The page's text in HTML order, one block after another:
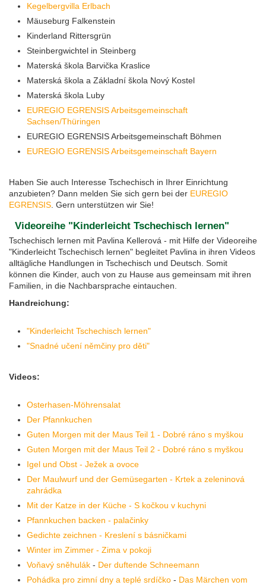
Kegelbergvilla Erlbach
Mäuseburg Falkenstein
Kinderland Rittersgrün
Steinbergwichtel in Steinberg
Materská škola Barvička Kraslice
Materská škola a Základní škola Nový Kostel
Materská škola Luby
EUREGIO EGRENSIS Arbeitsgemeinschaft
Sachsen/Thüringen
EUREGIO EGRENSIS Arbeitsgemeinschaft Böhmen
EUREGIO EGRENSIS Arbeitsgemeinschaft Bayern
Haben Sie auch Interesse Tschechisch in Ihrer Einrichtung
anzubieten? Dann melden Sie sich gern bei der EUREGIO
EGRENSIS . Gern unterstützen wir Sie!
Videoreihe "Kinderleicht Tschechisch lernen"
Tschechisch lernen mit Pavlina Kellerová - mit Hilfe der Videoreihe
"Kinderleicht Tschechisch lernen" begleitet Pavlina in ihren Videos
alltägliche Handlungen in Tschechisch und Deutsch. Somit
können die Kinder, auch von zu Hause aus gemeinsam mit ihren
Familien, in die Nachbarsprache eintauchen.
Handreichung:
"Kinderleicht Tschechisch lernen"
"Snadné učení němčiny pro děti"
Videos:
Osterhasen-Möhrensalat
Der Pfannkuchen
Guten Morgen mit der Maus Teil 1 - Dobré ráno s myškou
Guten Morgen mit der Maus Teil 2 - Dobré ráno s myškou
Igel und Obst - Ježek a ovoce
Der Maulwurf und der Gemüsegarten - Krtek a zeleninová
zahrádka
Mit der Katze in der Küche - S kočkou v kuchyni
Pfannkuchen backen - palačinky
Gedichte zeichnen - Kreslení s básničkami
Winter im Zimmer - Zima v pokoji
Voňavý sněhulák - Der duftende Schneemann
Pohádka pro zimní dny a teplé srdíčko - Das Märchen vom